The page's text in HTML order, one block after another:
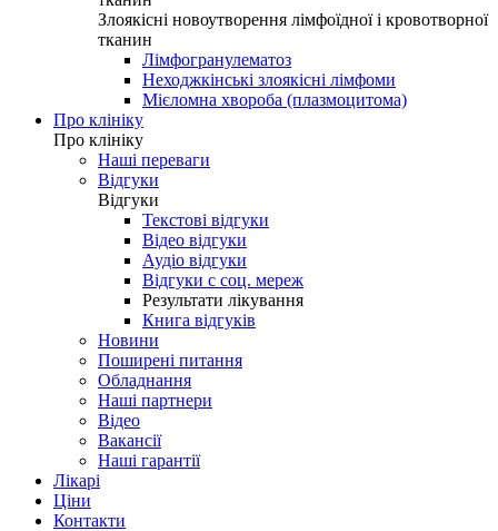
Злоякісні новоутворення лімфоїдної і кровотворної
тканин
Лімфогранулематоз
Неходжкінські злоякісні лімфоми
Мієломна хвороба (плазмоцитома)
Про клініку
Про клініку
Наші переваги
Відгуки
Відгуки
Текстові відгуки
Відео відгуки
Аудіо відгуки
Відгуки с соц. мереж
Результати лікування
Книга відгуків
Новини
Поширені питання
Обладнання
Наші партнери
Відео
Вакансії
Наші гарантії
Лікарі
Ціни
Контакти